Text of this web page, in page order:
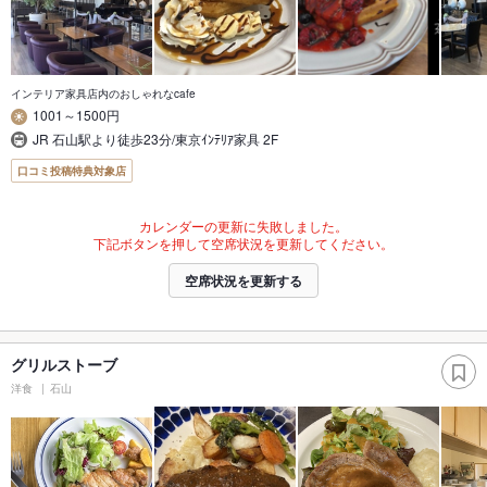
インテリア家具店内のおしゃれなcafe
1001～1500円
JR 石山駅より徒歩23分/東京ｲﾝﾃﾘｱ家具 2F
口コミ投稿特典対象店
カレンダーの更新に失敗しました。
下記ボタンを押して空席状況を更新してください。
空席状況を更新する
グリルストーブ
洋食 石山